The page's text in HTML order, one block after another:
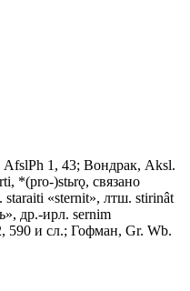
1, 43; Вондрак, Aksl.
*(pro-)stьrǫ, связано
staraiti «sternit», лтш. stirinât
др.-ирл. sernim
590 и сл.; Гофман, Gr. Wb.